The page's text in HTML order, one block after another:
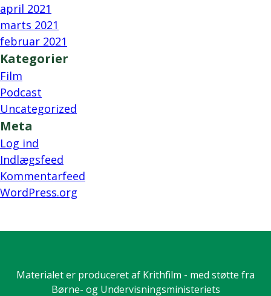
april 2021
marts 2021
februar 2021
Kategorier
Film
Podcast
Uncategorized
Meta
Log ind
Indlægsfeed
Kommentarfeed
WordPress.org
Materialet er produceret af Krithfilm - med støtte fra
Børne- og Undervisningsministeriets